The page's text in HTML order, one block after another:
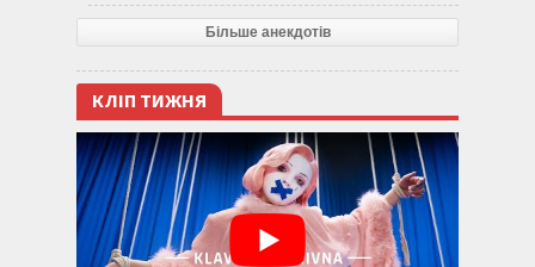
Більше анекдотів
КЛІП ТИЖНЯ